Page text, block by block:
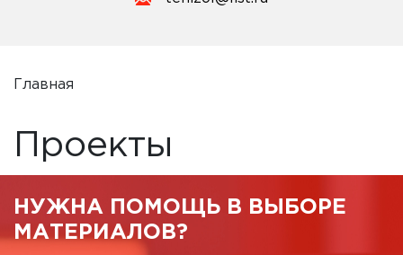
Главная
Проекты
НУЖНА ПОМОЩЬ В ВЫБОРЕ
МАТЕРИАЛОВ?